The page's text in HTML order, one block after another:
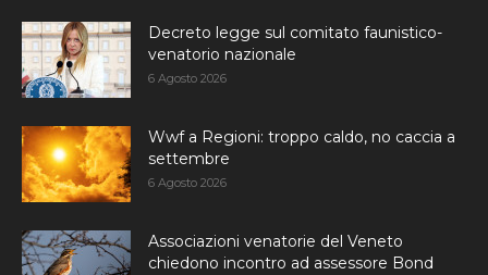
Decreto legge sul comitato faunistico-
venatorio nazionale
6 Agosto 2026
Wwf a Regioni: troppo caldo, no caccia a
settembre
6 Agosto 2026
Associazioni venatorie del Veneto
chiedono incontro ad assessore Bond